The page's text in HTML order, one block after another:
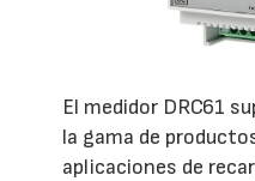
El medidor DRC61
la gama de
aplicaciones de